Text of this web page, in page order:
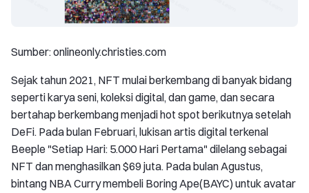
Sumber: onlineonly.christies.com
Sejak tahun 2021, NFT mulai berkembang di banyak bidang
seperti karya seni, koleksi digital, dan game, dan secara
bertahap berkembang menjadi hot spot berikutnya setelah
DeFi. Pada bulan Februari, lukisan artis digital terkenal
Beeple "Setiap Hari: 5.000 Hari Pertama" dilelang sebagai
NFT dan menghasilkan $69 juta. Pada bulan Agustus,
bintang NBA Curry membeli Boring Ape(BAYC) untuk avatar